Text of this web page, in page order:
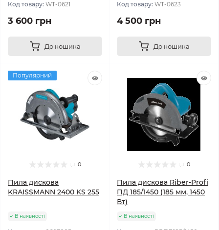
Код товару: WT-0621
3 600 грн
До кошика
Код товару: WT-0623
4 500 грн
До кошика
Популярний
0
Пила дискова
KRAISSMANN 2400 KS 255
В наявності
0
Пила дискова Riber-Profi
ПД 185/1450 (185 мм, 1450
Вт)
В наявності